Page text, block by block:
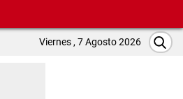
Viernes , 7 Agosto 2026